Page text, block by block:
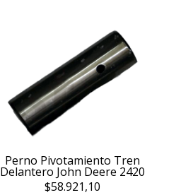
Perno Pivotamiento Tren
Delantero John Deere 2420
$58.921,10